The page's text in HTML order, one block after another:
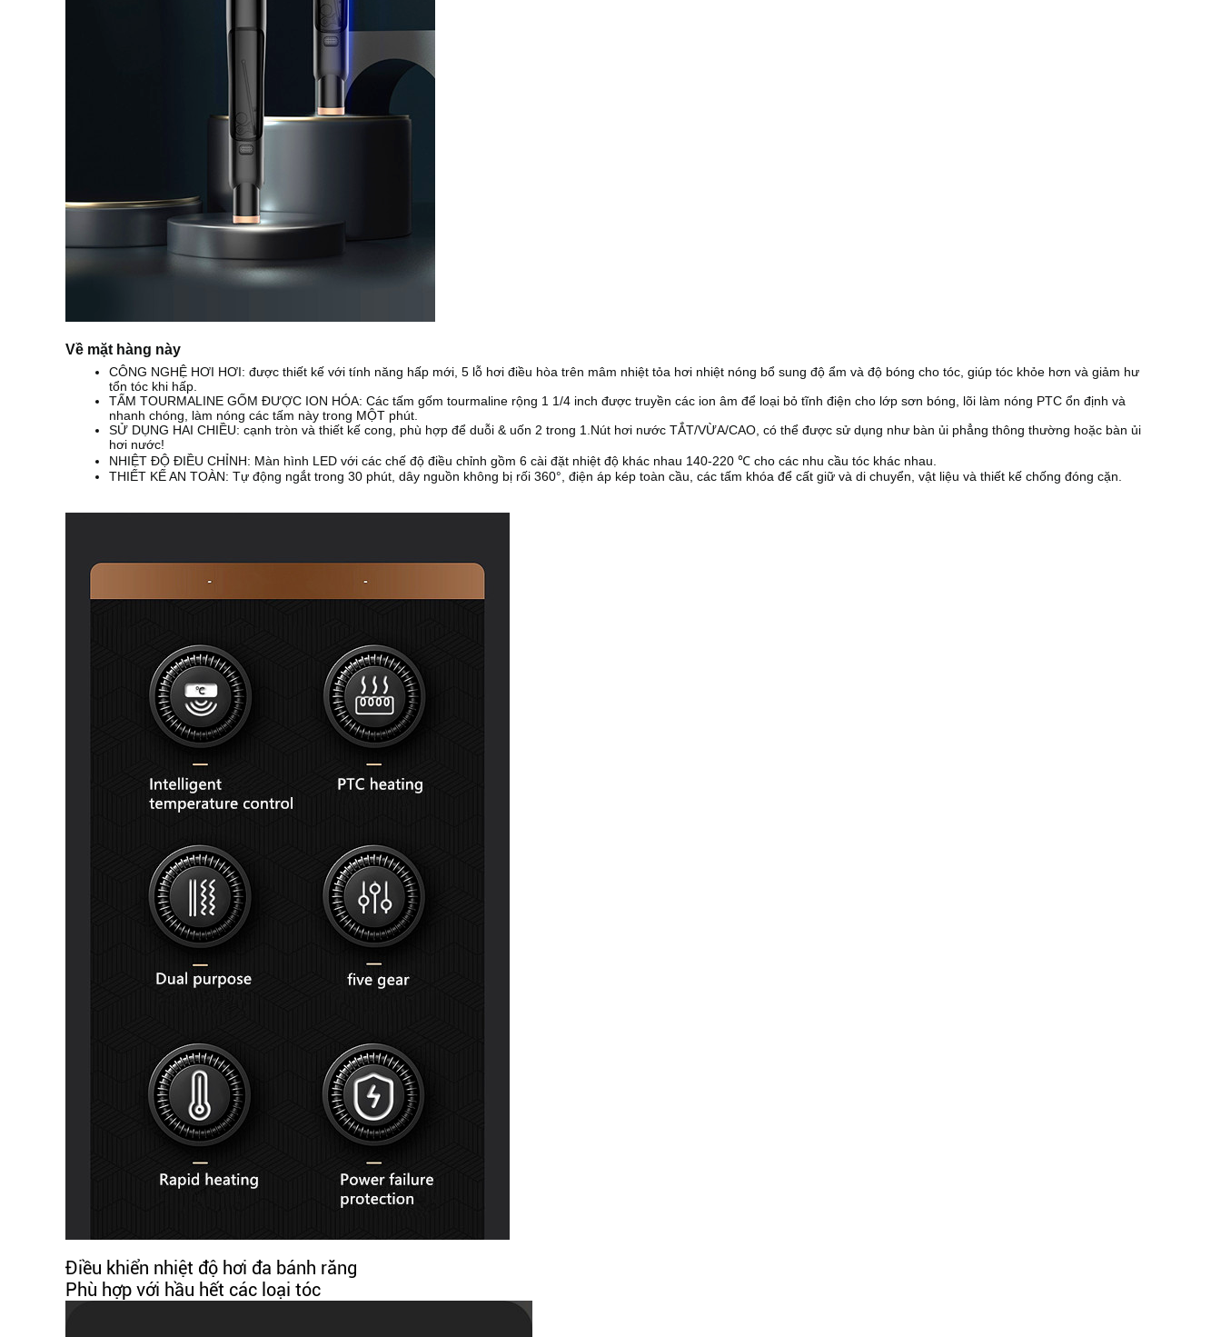
Về mặt hàng này
CÔNG NGHỆ HƠI HƠI: được thiết kế với tính năng hấp mới, 5 lỗ hơi điều hòa trên mâm nhiệt tỏa hơi nhiệt nóng bổ sung độ ẩm và độ bóng cho tóc, giúp tóc khỏe hơn và giảm hư
tổn tóc khi hấp.
TẤM TOURMALINE GỐM ĐƯỢC ION HÓA: Các tấm gốm tourmaline rộng 1 1/4 inch được truyền các ion âm để loại bỏ tĩnh điện cho lớp sơn bóng, lõi làm nóng PTC ổn định và
nhanh chóng, làm nóng các tấm này trong MỘT phút.
SỬ DỤNG HAI CHIỀU: cạnh tròn và thiết kế cong, phù hợp để duỗi & uốn 2 trong 1.Nút hơi nước TẮT/VỪA/CAO, có thể được sử dụng như bàn ủi phẳng thông thường hoặc bàn ủi
hơi nước!
NHIỆT ĐỘ ĐIỀU CHỈNH: Màn hình LED với các chế độ điều chỉnh gồm 6 cài đặt nhiệt độ khác nhau 140-220 ℃ cho các nhu cầu tóc khác nhau.
THIẾT KẾ AN TOÀN: Tự động ngắt trong 30 phút, dây nguồn không bị rối 360°, điện áp kép toàn cầu, các tấm khóa để cất giữ và di chuyển, vật liệu và thiết kế chống đóng cặn.
Điều khiển nhiệt độ hơi đa bánh răng
Phù hợp với hầu hết các loại tóc